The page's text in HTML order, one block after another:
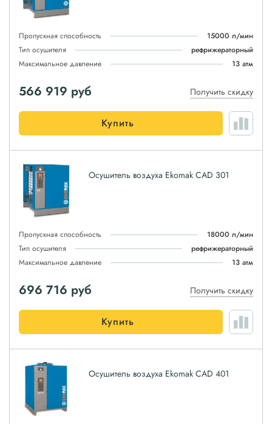
Пропускная способность
15000 л/мин
Тип осушителя
рефрижераторный
Максимальное давление
13 атм
566 919 руб Получить скидку
Купить
Осушитель воздуха Ekomak CAD 301
Пропускная способность
18000 л/мин
Тип осушителя
рефрижераторный
Максимальное давление
13 атм
696 716 руб Получить скидку
Купить
Осушитель воздуха Ekomak CAD 401